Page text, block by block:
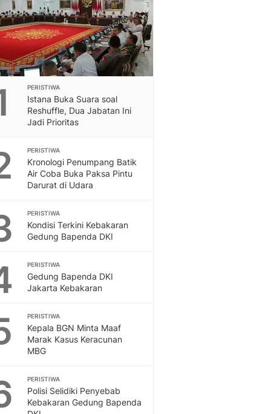
PERISTIWA
Istana Buka Suara soal
Reshuffle, Dua Jabatan Ini
Jadi Prioritas
PERISTIWA
Kronologi Penumpang Batik
Air Coba Buka Paksa Pintu
Darurat di Udara
PERISTIWA
Kondisi Terkini Kebakaran
Gedung Bapenda DKI
PERISTIWA
Gedung Bapenda DKI
Jakarta Kebakaran
PERISTIWA
Kepala BGN Minta Maaf
Marak Kasus Keracunan
MBG
PERISTIWA
Polisi Selidiki Penyebab
Kebakaran Gedung Bapenda